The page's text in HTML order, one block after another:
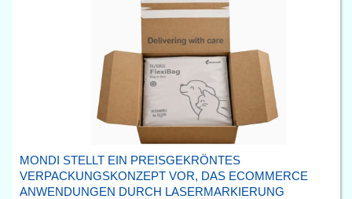
MONDI STELLT EIN PREISGEKRÖNTES
VERPACKUNGSKONZEPT VOR, DAS ECOMMERCE
ANWENDUNGEN DURCH LASERMARKIERUNG